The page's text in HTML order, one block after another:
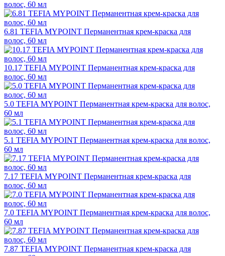
волос, 60 мл
6.81 TEFIA MYPOINT Перманентная крем-краска для
волос, 60 мл
10.17 TEFIA MYPOINT Перманентная крем-краска для
волос, 60 мл
5.0 TEFIA MYPOINT Перманентная крем-краска для волос,
60 мл
5.1 TEFIA MYPOINT Перманентная крем-краска для волос,
60 мл
7.17 TEFIA MYPOINT Перманентная крем-краска для
волос, 60 мл
7.0 TEFIA MYPOINT Перманентная крем-краска для волос,
60 мл
7.87 TEFIA MYPOINT Перманентная крем-краска для